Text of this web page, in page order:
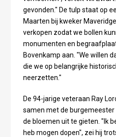
gevonden." De tulp staat op
Maarten bij kweker
verkopen zodat we bollen
monumenten en
Bovenkamp aan. "We willen
die we op belangrijke
neerzetten."
De 94-jarige veteraan Ray
samen met de
de bloemen uit te gieten. "Ik
heb mogen dopen", zei hij